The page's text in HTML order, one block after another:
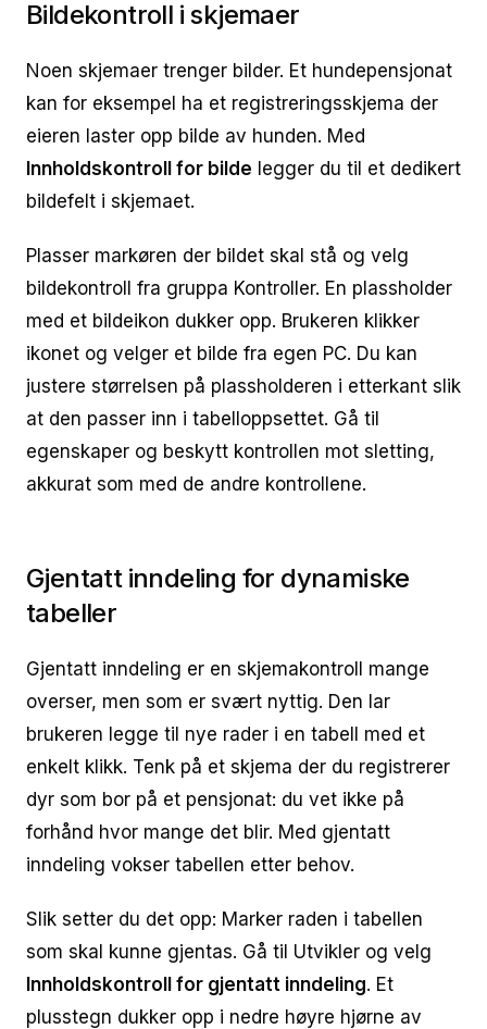
Bildekontroll i skjemaer
Noen skjemaer trenger bilder. Et hundepensjonat
kan for eksempel ha et registreringsskjema der
eieren laster opp bilde av hunden. Med
Innholdskontroll for bilde legger du til et dedikert
bildefelt i skjemaet.
Plasser markøren der bildet skal stå og velg
bildekontroll fra gruppa Kontroller. En plassholder
med et bildeikon dukker opp. Brukeren klikker
ikonet og velger et bilde fra egen PC. Du kan
justere størrelsen på plassholderen i etterkant slik
at den passer inn i tabelloppsettet. Gå til
egenskaper og beskytt kontrollen mot sletting,
akkurat som med de andre kontrollene.
Gjentatt inndeling for dynamiske
tabeller
Gjentatt inndeling er en skjemakontroll mange
overser, men som er svært nyttig. Den lar
brukeren legge til nye rader i en tabell med et
enkelt klikk. Tenk på et skjema der du registrerer
dyr som bor på et pensjonat: du vet ikke på
forhånd hvor mange det blir. Med gjentatt
inndeling vokser tabellen etter behov.
Slik setter du det opp: Marker raden i tabellen
som skal kunne gjentas. Gå til Utvikler og velg
Innholdskontroll for gjentatt inndeling. Et
plusstegn dukker opp i nedre høyre hjørne av